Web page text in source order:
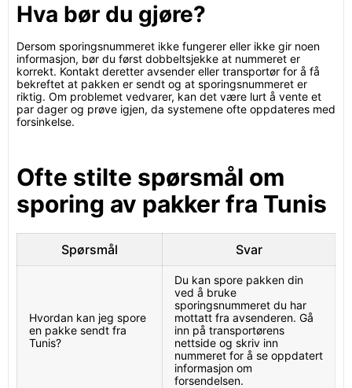
Hva bør du gjøre?
Dersom sporingsnummeret ikke fungerer eller ikke gir noen
informasjon, bør du først dobbeltsjekke at nummeret er
korrekt. Kontakt deretter avsender eller transportør for å få
bekreftet at pakken er sendt og at sporingsnummeret er
riktig. Om problemet vedvarer, kan det være lurt å vente et
par dager og prøve igjen, da systemene ofte oppdateres med
forsinkelse.
Ofte stilte spørsmål om
sporing av pakker fra Tunis
Spørsmål Svar
Hvordan kan jeg spore
en pakke sendt fra
Tunis?
Du kan spore pakken din
ved å bruke
sporingsnummeret du har
mottatt fra avsenderen. Gå
inn på transportørens
nettside og skriv inn
nummeret for å se oppdatert
informasjon om
forsendelsen.